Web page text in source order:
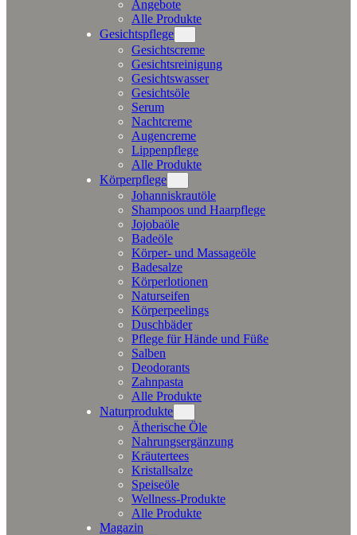
Angebote
Alle Produkte
Gesichtspflege
Gesichtscreme
Gesichtsreinigung
Gesichtswasser
Gesichtsöle
Serum
Nachtcreme
Augencreme
Lippenpflege
Alle Produkte
Körperpflege
Johanniskrautöle
Shampoos und Haarpflege
Jojobaöle
Badeöle
Körper- und Massageöle
Badesalze
Körperlotionen
Naturseifen
Körperpeelings
Duschbäder
Pflege für Hände und Füße
Salben
Deodorants
Zahnpasta
Alle Produkte
Naturprodukte
Ätherische Öle
Nahrungsergänzung
Kräutertees
Kristallsalze
Speiseöle
Wellness-Produkte
Alle Produkte
Magazin